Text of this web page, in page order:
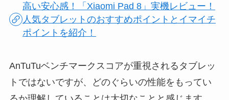
高い安心感！「Xiaomi Pad 8」実機レビュー！
人気タブレットのおすすめポイントとイマイチ
ポイントを紹介！
AnTuTuベンチマークスコアが重視されるタブレッ
トではないですが、どのぐらいの性能をもってい